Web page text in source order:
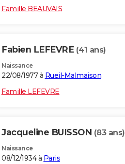
Famille BEAUVAIS
Fabien LEFEVRE (41 ans)
Naissance
22/08/1977 à Rueil-Malmaison
Famille LEFEVRE
Jacqueline BUISSON (83 ans)
Naissance
08/12/1934 à Paris